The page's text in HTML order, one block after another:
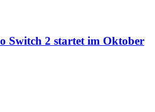
Switch 2 startet im Oktober